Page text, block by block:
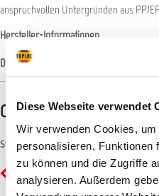
Diese Webseite verwendet
Wir verwenden Cookies,
personalisieren, Funktionen
zu können und die Zugriffe
analysieren. Außerdem
anspruchvollen Untergründen aus PP/
Hersteller-Informationen
Datenblätter
CLP-/REACH-Hinweise
Symbole
GHS02 - Flamme: Entzündbar